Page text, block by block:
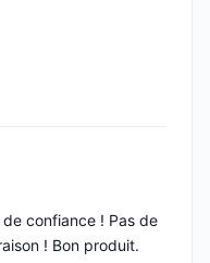
confiance ! Pas de
! Bon produit.